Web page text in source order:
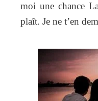
moi une chance
plaît. Je ne t’en